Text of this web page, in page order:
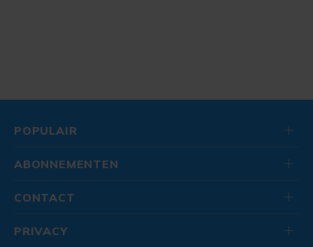
POPULAIR
ABONNEMENTEN
CONTACT
PRIVACY